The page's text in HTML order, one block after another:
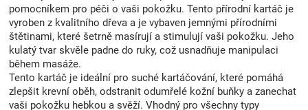
pomocníkem pro péči o vaši pokožku. Tento přírodní kartáč je
vyroben z kvalitního dřeva a je vybaven jemnými přírodními
štětinami, které šetrně masírují a stimulují vaši pokožku. Jeho
kulatý tvar skvěle padne do ruky, což usnadňuje manipulaci
během masáže.
Tento kartáč je ideální pro suché kartáčování, které pomáhá
zlepšit krevní oběh, odstranit odumřelé kožní buňky a zanechat
vaši pokožku hebkou a svěží. Vhodný pro všechny typy